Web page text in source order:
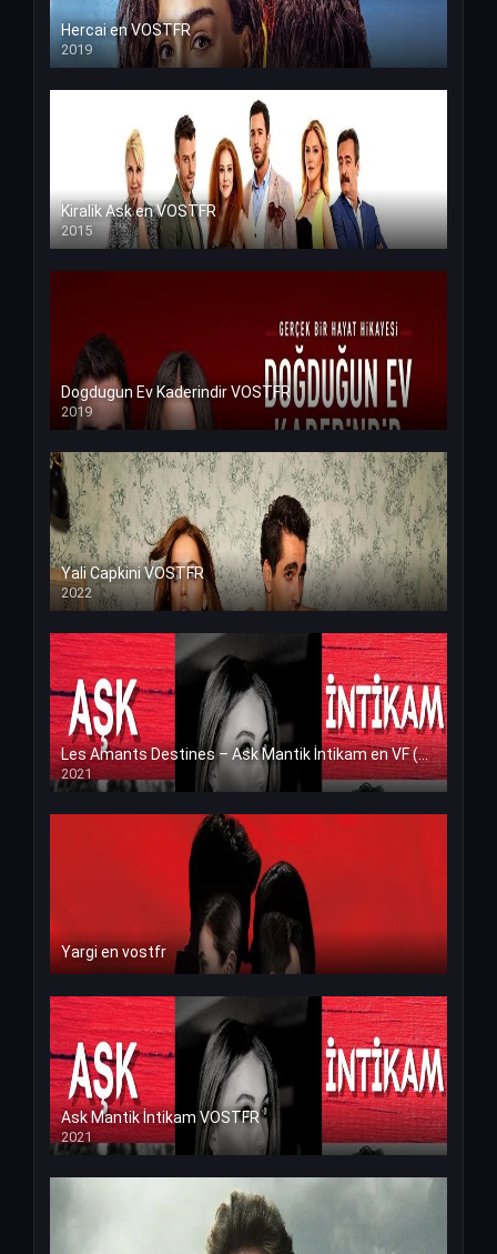
Hercai en VOSTFR
2019
Kiralik Ask en VOSTFR
2015
Dogdugun Ev Kaderindir VOSTFR
2019
Yali Capkini VOSTFR
2022
Les Amants Destines – Ask Mantik İntikam en VF (Voix Francaise)
2021
Yargi en vostfr
Ask Mantik İntikam VOSTFR
2021